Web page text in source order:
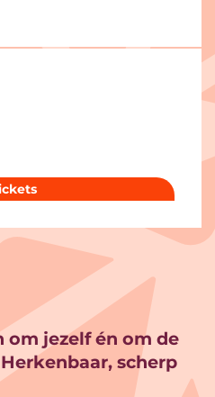
om jezelf én om de
scherp